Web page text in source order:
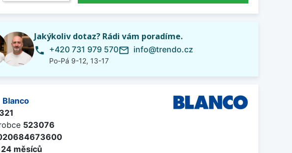
Jakýkoliv dotaz? Rádi vám poradíme.
phone +420 731 979 570
Po-Pá 9-12, 13-17
mail_outline info@trendo.cz
Blanco
523076
24 měsíců